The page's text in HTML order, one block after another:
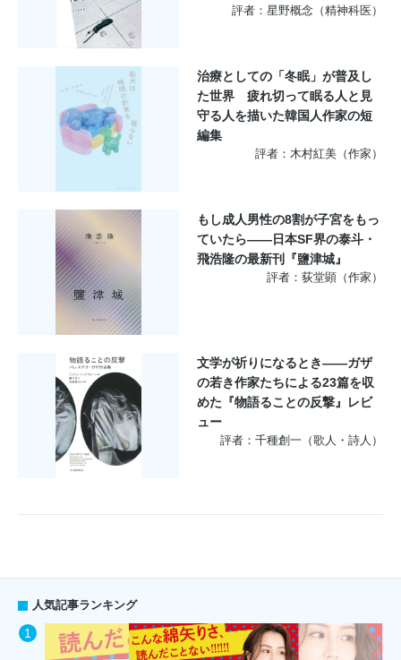
評者：星野概念（精神科医）
治療としての「冬眠」が普及し
た世界 疲れ切って眠る人と見
守る人を描いた韓国人作家の短
編集
評者：木村紅美（作家）
もし成人男性の8割が子宮をもっ
ていたら――日本SF界の泰斗・
飛浩隆の最新刊『鹽津城』
評者：荻堂顕（作家）
文学が祈りになるとき――ガザ
の若き作家たちによる23篇を収
めた『物語ることの反撃』レビ
ュー
評者：千種創一（歌人・詩人）
人気記事ランキング